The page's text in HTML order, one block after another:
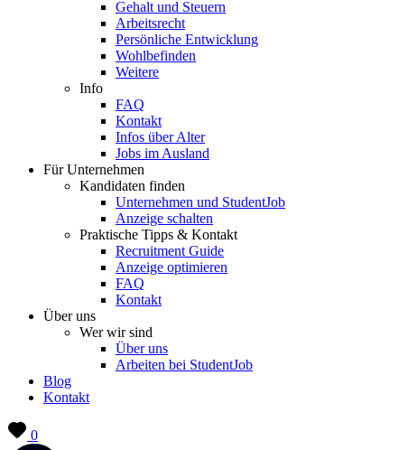
Gehalt und Steuern
Arbeitsrecht
Persönliche Entwicklung
Wohlbefinden
Weitere
Info
FAQ
Kontakt
Infos über Alter
Jobs im Ausland
Für Unternehmen
Kandidaten finden
Unternehmen und StudentJob
Anzeige schalten
Praktische Tipps & Kontakt
Recruitment Guide
Anzeige optimieren
FAQ
Kontakt
Über uns
Wer wir sind
Über uns
Arbeiten bei StudentJob
Blog
Kontakt
0